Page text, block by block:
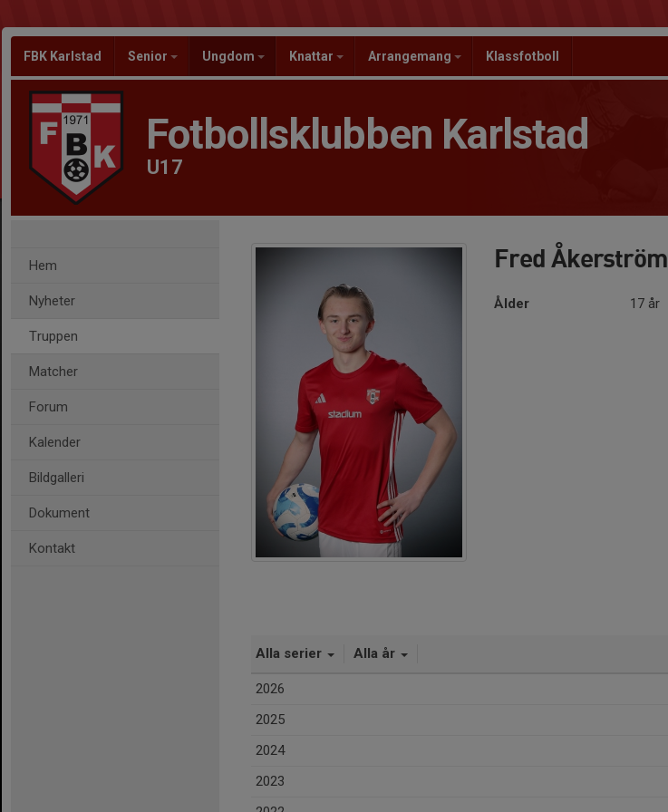
FBK Karlstad Senior Ungdom Knattar Arrangemang Klassfotboll
Fotbollsklubben Karlstad
U17
Hem
Nyheter
Truppen
Matcher
Forum
Kalender
Bildgalleri
Dokument
Kontakt
Fred Åkerström
Ålder 17 år
Alla serier Alla år
2026
2025
2024
2023